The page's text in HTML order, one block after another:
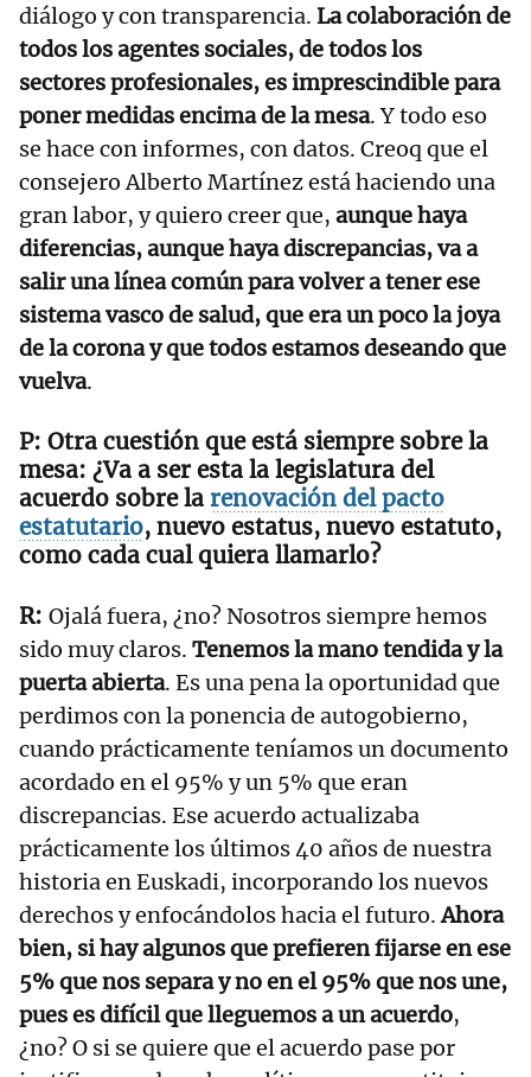
diálogo y con transparencia. La colaboración de
todos los agentes sociales, de todos los
sectores profesionales, es imprescindible para
poner medidas encima de la mesa. Y todo eso
se hace con informes, con datos. Creoq que el
consejero Alberto Martínez está haciendo una
gran labor, y quiero creer que, aunque haya
diferencias, aunque haya discrepancias, va a
salir una línea común para volver a tener ese
sistema vasco de salud, que era un poco la joya
de la corona y que todos estamos deseando que
vuelva.
Otra cuestión que está siempre sobre la
mesa: ¿Va a ser esta la legislatura del
acuerdo sobre la renovación del pacto
estatutario, nuevo estatus, nuevo estatuto,
como cada cual quiera llamarlo?
Ojalá fuera, ¿no? Nosotros siempre hemos
sido muy claros. Tenemos la mano tendida y la
puerta abierta. Es una pena la oportunidad que
perdimos con la ponencia de autogobierno,
cuando prácticamente teníamos un documento
acordado en el 95% y un 5% que eran
discrepancias. Ese acuerdo actualizaba
prácticamente los últimos 40 años de nuestra
historia en Euskadi, incorporando los nuevos
derechos y enfocándolos hacia el futuro.Ahora
bien, si hay algunos que prefieren fijarse en ese
5% que nos separa y no en el 95% que nos une,
pues es difícil que lleguemos a un acuerdo,
¿no? O si se quiere que el acuerdo pase por